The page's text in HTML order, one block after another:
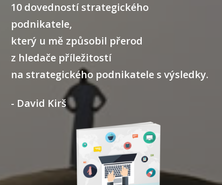
10 dovedností strategického
podnikatele,
který u mě způsobil přerod
z hledače příležitostí
na strategického podnikatele svýsledky.
- David Kirš